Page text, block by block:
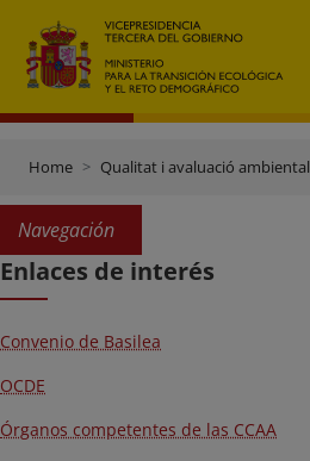
Home Qualitat i avaluació ambiental
Navegación
Enlaces de interés
Convenio de Basilea
OCDE
Órganos competentes de las CCAA